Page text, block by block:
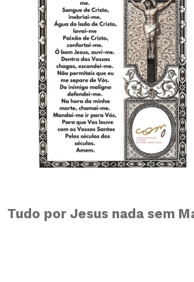
Tudo por Jesus nada sem